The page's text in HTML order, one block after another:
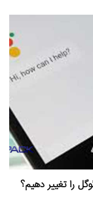
را تغییر دهیم؟